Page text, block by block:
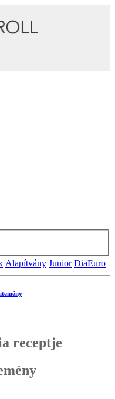
Alapítvány Junior DiaEuro
receptje